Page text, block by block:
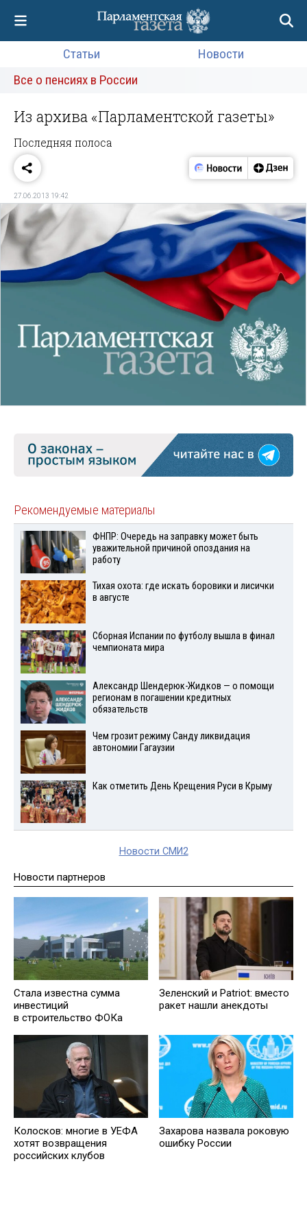
Статьи
Новости
Все о пенсиях в России
Из архива «Парламентской газеты»
Последняя полоса
27.06.2013 19:42
Рекомендуемые материалы
ФНПР: Очередь на заправку может быть
уважительной причиной опоздания на
работу
Тихая охота: где искать боровики и лисички
в августе
Сборная Испании по футболу вышла в финал
чемпионата мира
Александр Шендерюк-Жидков — о помощи
регионам в погашении кредитных
обязательств
Чем грозит режиму Санду ликвидация
автономии Гагаузии
Как отметить День Крещения Руси в Крыму
Новости СМИ2
Новости партнеров
Стала известна сумма
инвестиций
в строительство ФОКа
Зеленский и Patriot: вместо
ракет нашли анекдоты
Колосков: многие в УЕФА
хотят возвращения
российских клубов
Захарова назвала роковую
ошибку России